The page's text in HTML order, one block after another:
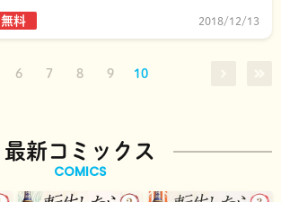
無料 2018/12/13
6 7 8 9 10
最新コミックス
COMICS